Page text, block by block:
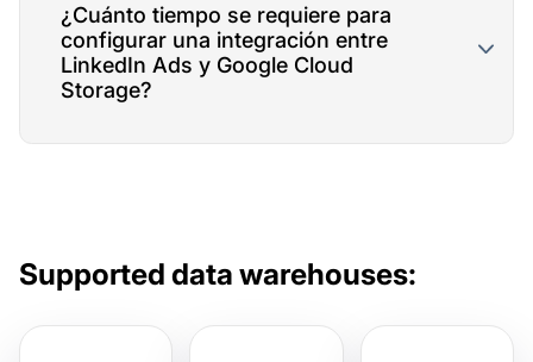
¿Cuánto tiempo se requiere para
configurar una integración entre
LinkedIn Ads y Google Cloud
Storage?
Supported data warehouses: